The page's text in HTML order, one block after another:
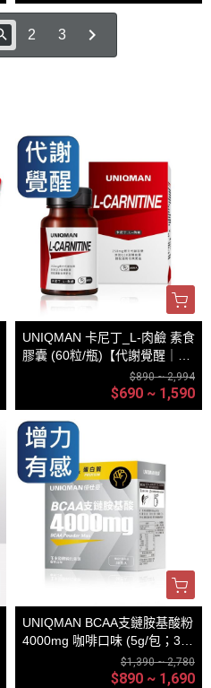
2 3
UNIQMAN 卡尼丁_L-肉鹼 素食
膠囊 (60粒/瓶)【代謝覺醒｜多
$890 ~ 2,994
$690 ~ 1,590
UNIQMAN BCAA支鏈胺基酸粉
4000mg 咖啡口味 (5g/包；30
包/盒)【增力有感｜多入更優
$1,390 ~ 2,780
$890 ~ 1,690